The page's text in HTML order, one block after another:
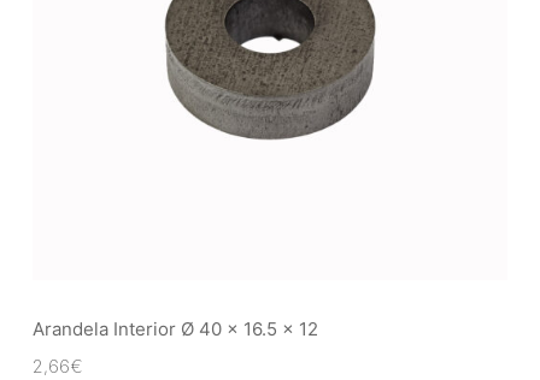
Arandela Interior Ø 40 x 16.5 x 12
2,66€